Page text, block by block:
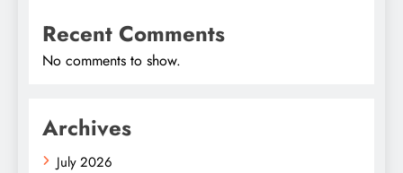
Recent Comments
No comments to show.
Archives
July 2026